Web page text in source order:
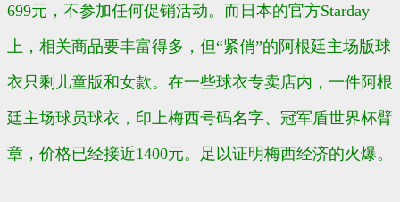
699元，不参加任何促销活动。而日本的官方Starday
上，相关商品要丰富得多，但“紧俏”的阿根廷主场版球
衣只剩儿童版和女款。在一些球衣专卖店内，一件阿根
廷主场球员球衣，印上梅西号码名字、冠军盾世界杯臂
章，价格已经接近1400元。足以证明梅西经济的火爆。